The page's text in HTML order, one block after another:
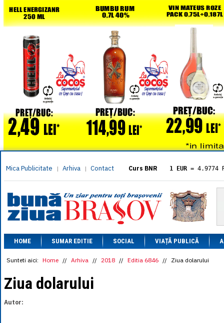
Mica Publicitate | Arhiva | Contact Curs BNR 1 EUR = 4.9774
= 5.8304
1 XAU= 464.4611
1 AED= 1.1933
1 AUD= 2.7957
1 BGN= 2.5449
1 CAD= 3.1559
1 CHF= 5.2813
1 CNY= 0.6015
HOME SUMAR EDITIE SOCIAL VIAȚĂ PUBLICĂ
Sunteti aici: Home // Arhiva // 2018 // Editia 6846 // Ziua dolarului
Ziua dolarului
Autor: